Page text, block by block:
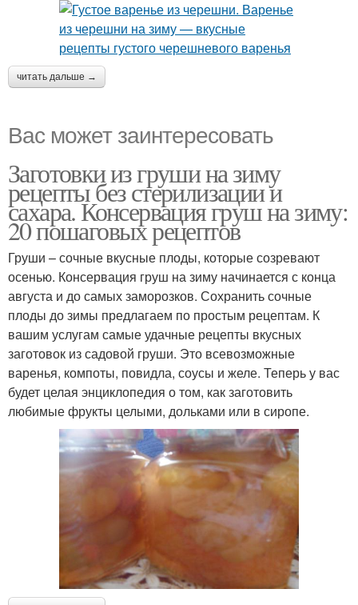
читать дальше →
Вас может заинтересовать
Заготовки из груши на зиму
рецепты без стерилизации и
сахара. Консервация груш на зиму:
20 пошаговых рецептов
Груши – сочные вкусные плоды, которые созревают
осенью. Консервация груш на зиму начинается с конца
августа и до самых заморозков. Сохранить сочные
плоды до зимы предлагаем по простым рецептам. К
вашим услугам самые удачные рецепты вкусных
заготовок из садовой груши. Это всевозможные
варенья, компоты, повидла, соусы и желе. Теперь у вас
будет целая энциклопедия о том, как заготовить
любимые фрукты целыми, дольками или в сиропе.